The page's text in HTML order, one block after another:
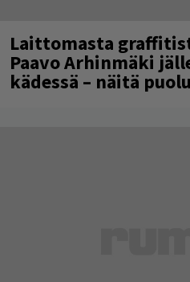
Laittomasta
Paavo Arhinmäki
kädessä – näitä